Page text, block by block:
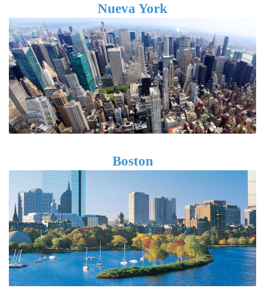
Nueva York
Boston